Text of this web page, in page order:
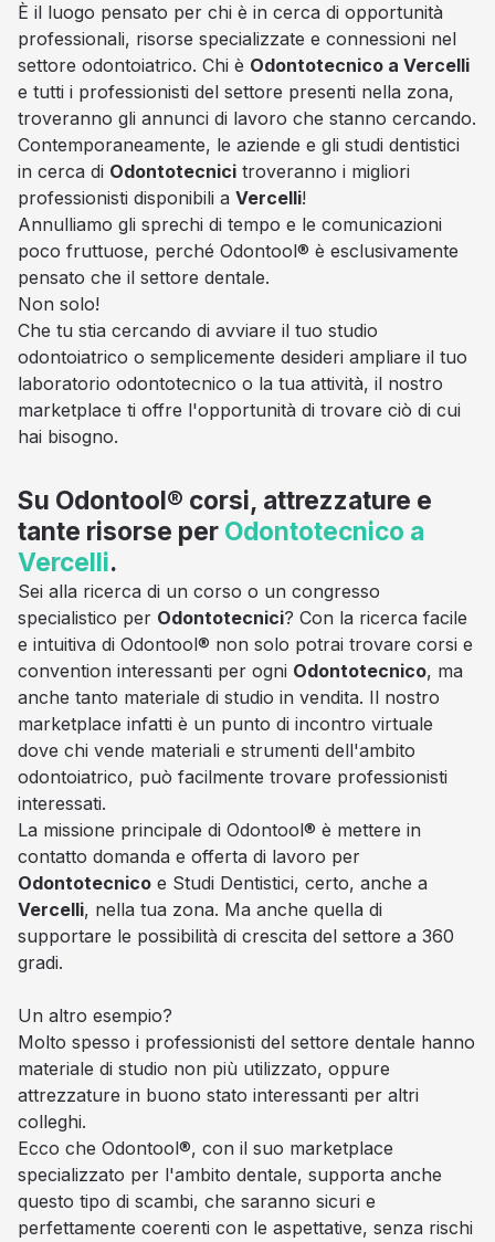
È il luogo pensato per chi è in cerca di opportunità
professionali, risorse specializzate e connessioni nel
settore odontoiatrico. Chi è Odontotecnico a Vercelli
e tutti i professionisti del settore presenti nella zona,
troveranno gli annunci di lavoro che stanno cercando.
Contemporaneamente, le aziende e gli studi dentistici
in cerca di Odontotecnici troveranno i migliori
professionisti disponibili a Vercelli!
Annulliamo gli sprechi di tempo e le comunicazioni
poco fruttuose, perché Odontool® è esclusivamente
pensato che il settore dentale.
Non solo!
Che tu stia cercando di avviare il tuo studio
odontoiatrico o semplicemente desideri ampliare il tuo
laboratorio odontotecnico o la tua attività, il nostro
marketplace ti offre l'opportunità di trovare ciò di cui
hai bisogno.
Su Odontool® corsi, attrezzature e
tante risorse per Odontotecnico a
Vercelli.
Sei alla ricerca di un corso o un congresso
specialistico per Odontotecnici? Con la ricerca facile
e intuitiva di Odontool® non solo potrai trovare corsi e
convention interessanti per ogni Odontotecnico, ma
anche tanto materiale di studio in vendita. Il nostro
marketplace infatti è un punto di incontro virtuale
dove chi vende materiali e strumenti dell'ambito
odontoiatrico, può facilmente trovare professionisti
interessati.
La missione principale di Odontool® è mettere in
contatto domanda e offerta di lavoro per
Odontotecnico e Studi Dentistici, certo, anche a
Vercelli, nella tua zona. Ma anche quella di
supportare le possibilità di crescita del settore a 360
gradi.
Un altro esempio?
Molto spesso i professionisti del settore dentale hanno
materiale di studio non più utilizzato, oppure
attrezzature in buono stato interessanti per altri
colleghi.
Ecco che Odontool®, con il suo marketplace
specializzato per l'ambito dentale, supporta anche
questo tipo di scambi, che saranno sicuri e
perfettamente coerenti con le aspettative, senza rischi